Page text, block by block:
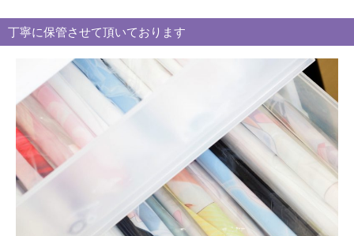
リ
ー
ロ
グ
丁寧に保管させて頂いております